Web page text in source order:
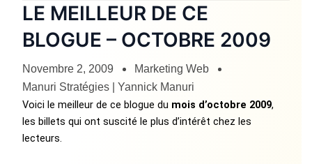
LE MEILLEUR DE CE
BLOGUE – OCTOBRE 2009
Novembre 2, 2009
Marketing Web
Manuri Stratégies | Yannick Manuri
Voici le meilleur de ce blogue du mois d’octobre 2009,
les billets qui ont suscité le plus d’intérêt chez les
lecteurs.